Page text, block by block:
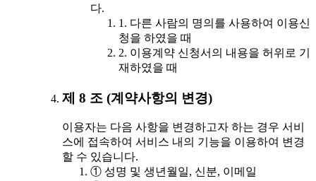
다.
1. 다른 사람의 명의를 사용하여 이용신
청을 하였을 때
2. 이용계약 신청서의 내용을 허위로 기
재하였을 때
제 8 조 (계약사항의 변경)
이용자는 다음 사항을 변경하고자 하는 경우 서비
스에 접속하여 서비스 내의 기능을 이용하여 변경
할 수 있습니다.
① 성명 및 생년월일, 신분, 이메일